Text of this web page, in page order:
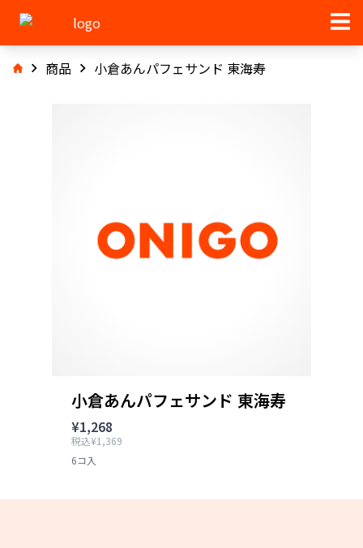
商品 小倉あんパフェサンド 東海寿
小倉あんパフェサンド 東海寿
¥1,268
税込¥1,369
6コ入